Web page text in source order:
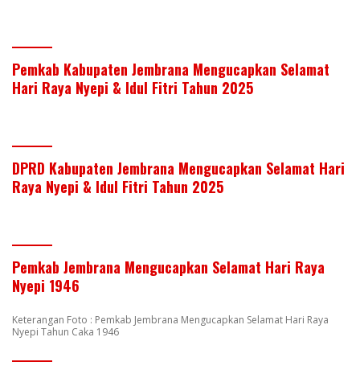
Pemkab Kabupaten Jembrana Mengucapkan Selamat
Hari Raya Nyepi & Idul Fitri Tahun 2025
DPRD Kabupaten Jembrana Mengucapkan Selamat Hari
Raya Nyepi & Idul Fitri Tahun 2025
Pemkab Jembrana Mengucapkan Selamat Hari Raya
Nyepi 1946
Keterangan Foto : Pemkab Jembrana Mengucapkan Selamat Hari Raya
Nyepi Tahun Caka 1946